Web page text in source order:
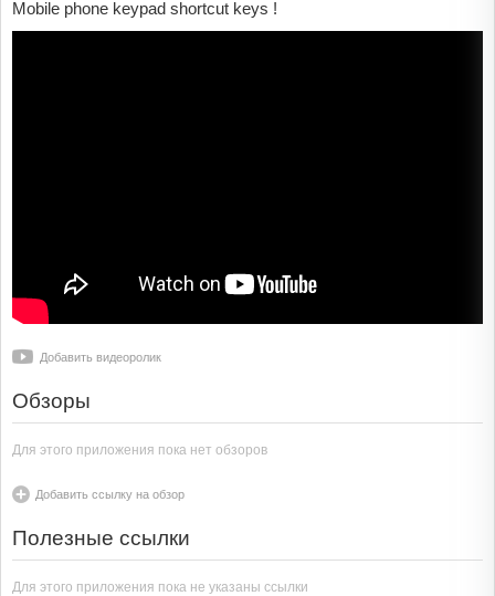
Mobile phone keypad shortcut keys !
Добавить видеоролик
Обзоры
Для этого приложения пока нет обзоров
Добавить ссылку на обзор
Полезные ссылки
Для этого приложения пока не указаны ссылки